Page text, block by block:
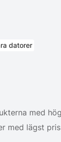
datorer
med
med lägst